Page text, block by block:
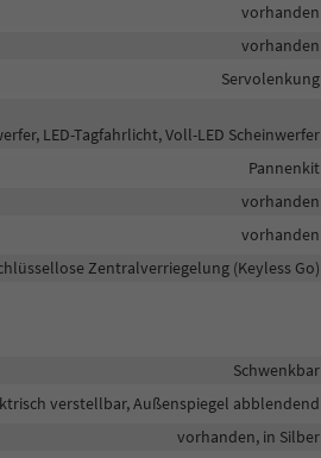
vorhanden
vorhanden
Servolenkung
LED-Tagfahrlicht, Voll-LED Scheinwerfer
Pannenkit
vorhanden
vorhanden
Zentralverriegelung (Keyless Go)
Schwenkbar
verstellbar, Außenspiegel abblendend
vorhanden, in Silber